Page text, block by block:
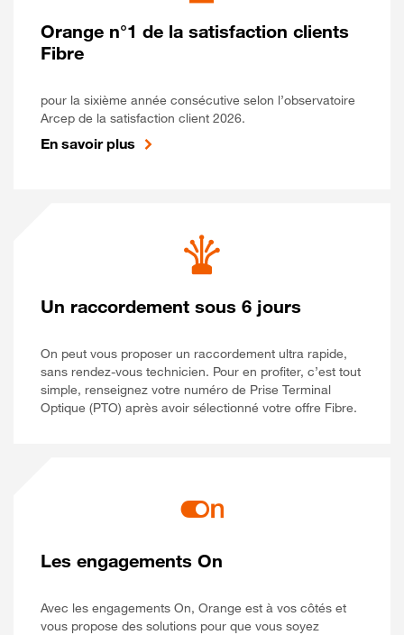
Orange n°1 de la satisfaction clients
Fibre
pour la sixième année consécutive selon l’observatoire
Arcep de la satisfaction client 2026.
En savoir plus
Un raccordement sous 6 jours
On peut vous proposer un raccordement ultra rapide,
sans rendez-vous technicien. Pour en profiter, c’est tout
simple, renseignez votre numéro de Prise Terminal
Optique (PTO) après avoir sélectionné votre offre Fibre.
Les engagements On
Avec les engagements On, Orange est à vos côtés et
vous propose des solutions pour que vous soyez